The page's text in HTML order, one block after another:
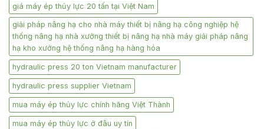
giá máy ép thủy lực 20 tấn tại Việt Nam
giải pháp nâng hạ cho nhà máy thiết bị nâng hạ công nghiệp hệ
thống nâng hạ nhà xưởng thiết bị nâng hạ nhà máy giải pháp nâng
hạ kho xưởng hệ thống nâng hạ hàng hóa
hydraulic press 20 ton Vietnam manufacturer
hydraulic press supplier Vietnam
mua máy ép thủy lực chính hãng Việt Thành
mua máy ép thủy lực ở đâu uy tín